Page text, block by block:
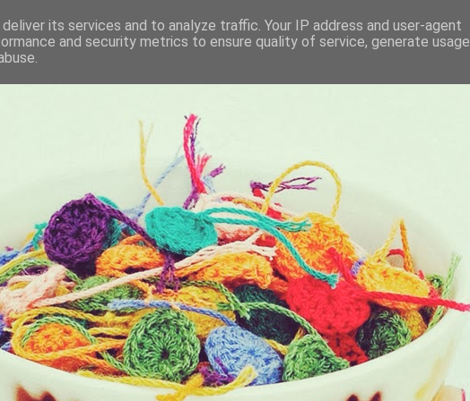
its services and to analyze traffic. Your IP address and user-agent
and security metrics to ensure quality of service, generate usage